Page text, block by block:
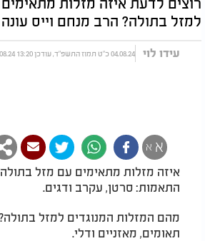
למזל בתולה? הרב מנחם וייס
עידו לוי 04.08.24 כ"ט תמוז התשפ"ד, עודכן 13:20 06.08.24
א א
איזה מזלות מתאימים עם מזל
התאמות: סרטן, עקרב ודגים.
מהם המזלות המנוגדים למזל
תאומים, מאזניים ודלי.